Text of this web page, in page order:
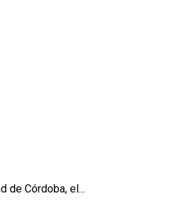
de Córdoba, el...